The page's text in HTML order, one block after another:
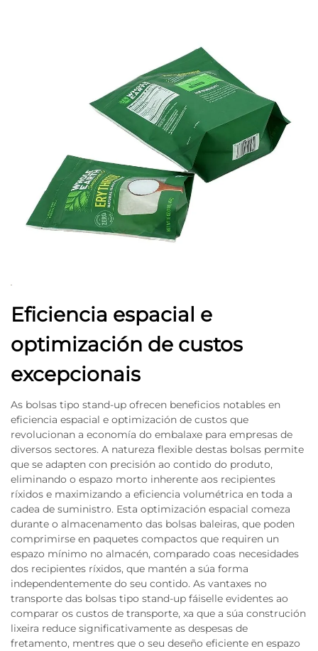
Eficiencia espacial e
optimización de custos
excepcionais
As bolsas tipo stand-up ofrecen beneficios notables en
eficiencia espacial e optimización de custos que
revolucionan a economía do embalaxe para empresas de
diversos sectores. A natureza flexible destas bolsas permite
que se adapten con precisión ao contido do produto,
eliminando o espazo morto inherente aos recipientes
ríxidos e maximizando a eficiencia volumétrica en toda a
cadea de suministro. Esta optimización espacial comeza
durante o almacenamento das bolsas baleiras, que poden
comprimirse en paquetes compactos que requiren un
espazo mínimo no almacén, comparado coas necesidades
dos recipientes ríxidos, que mantén a súa forma
independentemente do seu contido. As vantaxes no
transporte das bolsas tipo stand-up fáiselle evidentes ao
comparar os custos de transporte, xa que a súa construción
lixeira reduce significativamente as despesas de
fretamento, mentres que o seu deseño eficiente en espazo